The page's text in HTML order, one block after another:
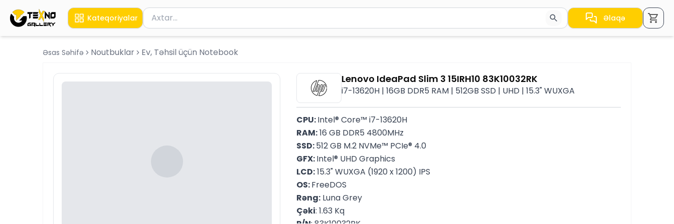
Kateqoriyalar Məhsul axtar
Axtarış üçün ən azı 2 simvol yazın. Göndərmək üçün Enter düyməsini basın və ya nəticələr arasında keçid etmək üçün ox
Əlaqə
Əsas Səhifə Noutbuklar Ev, Təhsil üçün Notebook
Lenovo IdeaPad Slim 3 15IRH10 83K10032RK
i7-13620H | 16GB DDR5 RAM | 512GB SSD | UHD | 15.3" WUXGA
CPU: Intel® Core™ i7-13620H
RAM: 16 GB DDR5 4800MHz
SSD: 512 GB M.2 NVMe™ PCIe® 4.0
GFX: Intel® UHD Graphics
LCD: 15.3" WUXGA (1920 x 1200) IPS
OS: FreeDOS
Rəng: Luna Grey
Çəki: 1.63 Kq